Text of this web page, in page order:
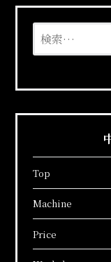
ゲ
ー
ョ
索:
Top
Machine
Price